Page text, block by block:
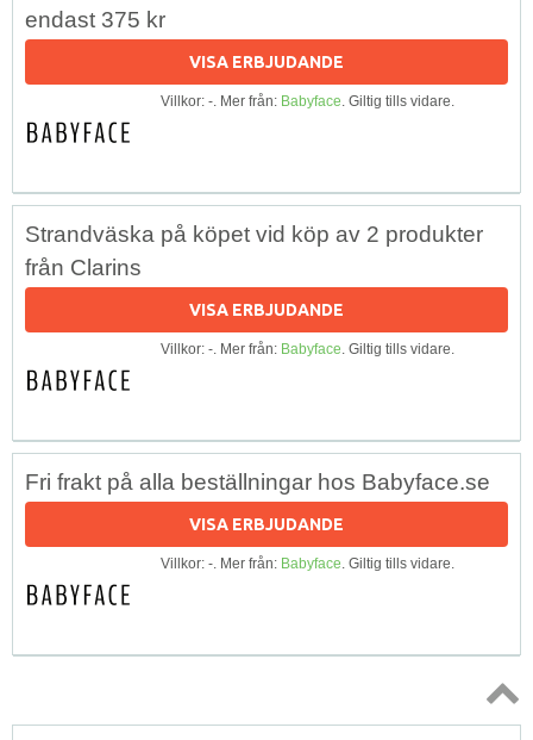
endast 375 kr
VISA ERBJUDANDE
Villkor: -. Mer från: Babyface. Giltig tills vidare.
Strandväska på köpet vid köp av 2 produkter
från Clarins
VISA ERBJUDANDE
Villkor: -. Mer från: Babyface. Giltig tills vidare.
Fri frakt på alla beställningar hos Babyface.se
VISA ERBJUDANDE
Villkor: -. Mer från: Babyface. Giltig tills vidare.
Topp